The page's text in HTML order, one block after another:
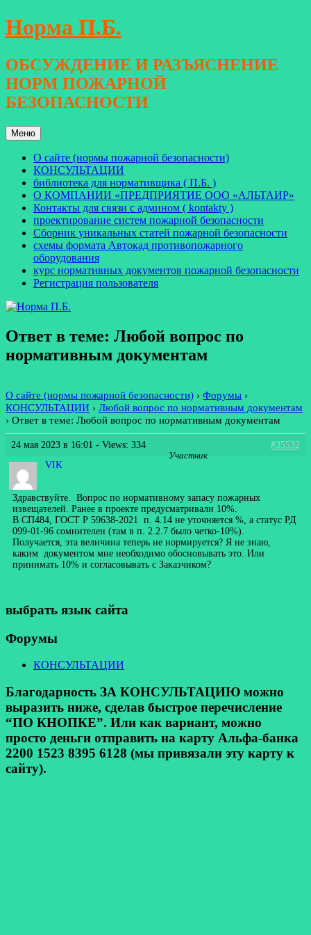
Перейти
к
Норма П.Б.
ОБСУЖДЕНИЕ И РАЗЪЯСНЕНИЕ
НОРМ ПОЖАРНОЙ
БЕЗОПАСНОСТИ
Меню
О сайте (нормы пожарной безопасности)
КОНСУЛЬТАЦИИ
библиотека для нормативщика ( П.Б. )
О КОМПАНИИ «ПРЕДПРИЯТИЕ ООО «АЛЬТАИР»
Контакты для связи с админом ( kontakty )
проектирование систем пожарной безопасности
Сборник уникальных статей пожарной безопасности
схемы формата Автокад противопожарного
оборудования
курс нормативных документов пожарной безопасности
Регистрация пользователя
Ответ в теме: Любой вопрос по
нормативным документам
О сайте (нормы пожарной безопасности) › Форумы ›
КОНСУЛЬТАЦИИ › Любой вопрос по нормативным документам
› Ответ в теме: Любой вопрос по нормативным документам
24 мая 2023 в 16:01 - Views: 334
#35532
VIK
Участник
Здравствуйте. Вопрос по нормативному запасу пожарных
извещателей. Ранее в проекте предусматривали 10%.
В СП484, ГОСТ Р 59638-2021 п. 4.14 не уточняется %, а статус РД
099-01-96 сомнителен (там в п. 2.2.7 было четко-10%).
Получается, эта величина теперь не нормируется? Я не знаю,
каким документом мне необходимо обосновывать это. Или
принимать 10% и согласовывать с Заказчиком?
выбрать язык сайта
Форумы
КОНСУЛЬТАЦИИ
Благодарность ЗА КОНСУЛЬТАЦИЮ можно
выразить ниже, сделав быстрое перечисление
“ПО КНОПКЕ”. Или как вариант, можно
просто деньги отправить на карту Альфа-банка
2200 1523 8395 6128 (мы привязали эту карту к
сайту).